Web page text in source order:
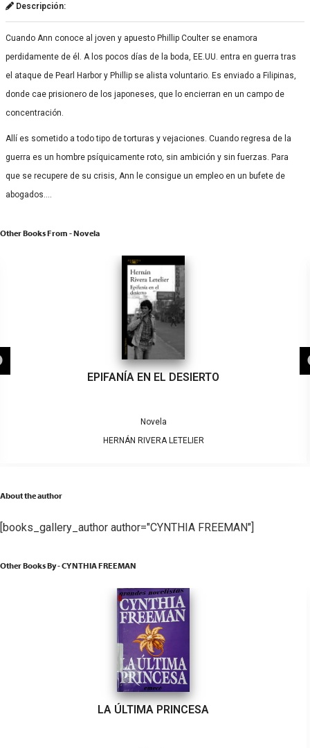
Descripción:
Cuando Ann conoce al joven y apuesto Phillip Coulter se enamora
perdidamente de él. A los pocos días de la boda, EE.UU. entra en guerra tras
el ataque de Pearl Harbor y Phillip se alista voluntario. Es enviado a Filipinas,
donde cae prisionero de los japoneses, que lo encierran en un campo de
concentración.
Allí es sometido a todo tipo de torturas y vejaciones. Cuando regresa de la
guerra es un hombre psíquicamente roto, sin ambición y sin fuerzas. Para
que se recupere de su crisis, Ann le consigue un empleo en un bufete de
abogados….
Other Books From - Novela
EPIFANÍA EN EL DESIERTO
Novela
HERNÁN RIVERA LETELIER
About the author
[books_gallery_author author="CYNTHIA FREEMAN"]
Other Books By - CYNTHIA FREEMAN
LA ÚLTIMA PRINCESA